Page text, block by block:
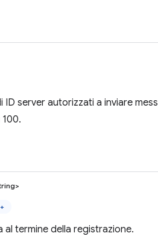
ID server autorizzati a inviare
al termine della registrazione.